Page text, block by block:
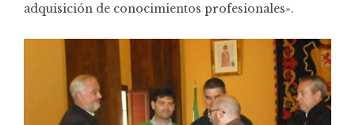
adquisición de conocimientos profesionales».